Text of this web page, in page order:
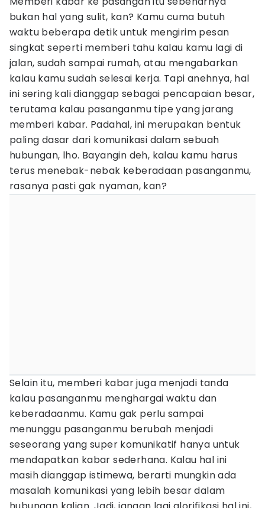
bukan hal yang sulit, kan? Kamu cuma butuh
waktu beberapa detik untuk mengirim pesan
singkat seperti memberi tahu kalau kamu lagi di
jalan, sudah sampai rumah, atau mengabarkan
kalau kamu sudah selesai kerja. Tapi anehnya, hal
ini sering kali dianggap sebagai pencapaian besar,
terutama kalau pasanganmu tipe yang jarang
memberi kabar. Padahal, ini merupakan bentuk
paling dasar dari komunikasi dalam sebuah
hubungan, lho. Bayangin deh, kalau kamu harus
terus menebak-nebak keberadaan pasanganmu,
rasanya pasti gak nyaman, kan?
Selain itu, memberi kabar juga menjadi tanda
kalau pasanganmu menghargai waktu dan
keberadaanmu. Kamu gak perlu sampai
menunggu pasanganmu berubah menjadi
seseorang yang super komunikatif hanya untuk
mendapatkan kabar sederhana. Kalau hal ini
masih dianggap istimewa, berarti mungkin ada
masalah komunikasi yang lebih besar dalam